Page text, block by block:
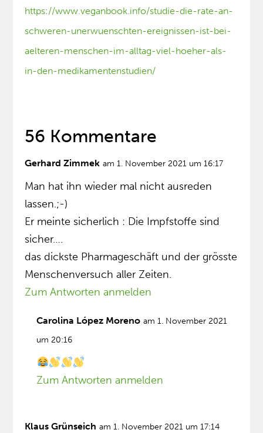
https://www.veganbook.info/studie-die-rate-an-
schweren-unerwuenschten-ereignissen-ist-bei-
aelteren-menschen-im-alltag-viel-hoeher-als-
in-den-medikamentenstudien/
56 Kommentare
Gerhard Zimmek am 1. November 2021 um 16:17
Man hat ihn wieder mal nicht ausreden
lassen.;-)
Er meinte sicherlich : Die Impfstoffe sind
sicher….
das dickste Pharmageschäft und der grösste
Menschenversuch aller Zeiten.
Zum Antworten anmelden
Carolina López Moreno am 1. November 2021
um 20:16
Zum Antworten anmelden
Klaus Grünseich am 1. November 2021 um 17:14